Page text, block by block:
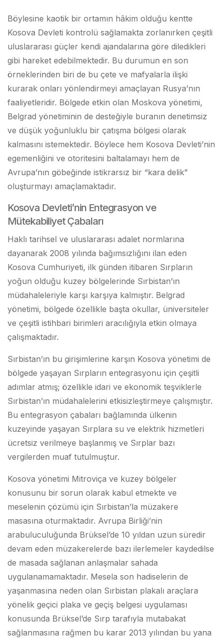
Böylesine kaotik bir ortamın hâkim olduğu kentte
Kosova Devleti kontrolü sağlamakta zorlanırken çeşitli
uluslararası güçler kendi ajandalarına göre diledikleri
gibi hareket edebilmektedir. Bu durumun en son
örneklerinden biri de bu çete ve mafyalarla ilişki
kurarak onları yönlendirmeyi amaçlayan Rusya’nın
faaliyetleridir. Bölgede etkin olan Moskova yönetimi,
Belgrad yönetiminin de desteğiyle buranın denetimsiz
ve düşük yoğunluklu bir çatışma bölgesi olarak
kalmasını istemektedir. Böylece hem Kosova Devleti’nin
egemenliğini ve otoritesini baltalamayı hem de
Avrupa’nın göbeğinde istikrarsız bir “kara delik”
oluşturmayı amaçlamaktadır.
Kosova Devleti’nin Entegrasyon ve
Mütekabiliyet Çabaları
Haklı tarihsel ve uluslararası adalet normlarına
dayanarak 2008 yılında bağımsızlığını ilan eden
Kosova Cumhuriyeti, ilk günden itibaren Sırpların
yoğun olduğu kuzey bölgelerinde Sırbistan’ın
müdahaleleriyle karşı karşıya kalmıştır. Belgrad
yönetimi, bölgede özellikle başta okullar, üniversiteler
ve çeşitli istihbari birimleri aracılığıyla etkin olmaya
çalışmaktadır.
Sırbistan’ın bu girişimlerine karşın Kosova yönetimi de
bölgede yaşayan Sırpların entegrasyonu için çeşitli
adımlar atmış; özellikle idari ve ekonomik teşviklerle
Sırbistan’ın müdahalelerini etkisizleştirmeye çalışmıştır.
Bu entegrasyon çabaları bağlamında ülkenin
kuzeyinde yaşayan Sırplara su ve elektrik hizmetleri
ücretsiz verilmeye başlanmış ve Sırplar bazı
vergilerden muaf tutulmuştur.
Kosova yönetimi Mitroviça ve kuzey bölgeler
konusunu bir sorun olarak kabul etmekte ve
meselenin çözümü için Sırbistan’la müzakere
masasına oturmaktadır. Avrupa Birliği’nin
arabuluculuğunda Brüksel’de 10 yıldan uzun süredir
devam eden müzakerelerde bazı ilerlemeler kaydedilse
de masada sağlanan anlaşmalar sahada
uygulanamamaktadır. Mesela son hadiselerin de
yaşanmasına neden olan Sırbistan plakalı araçlara
yönelik geçici plaka ve geçiş belgesi uygulaması
konusunda Brüksel’de Sırp tarafıyla mutabakat
sağlanmasına rağmen bu karar 2013 yılından bu yana